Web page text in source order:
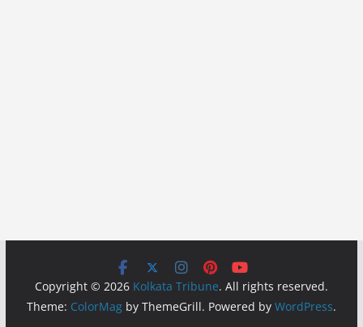
Copyright © 2026 Kolkata Tribune. All rights reserved.
Theme: ColorMagby ThemeGrill. Powered by WordPress.